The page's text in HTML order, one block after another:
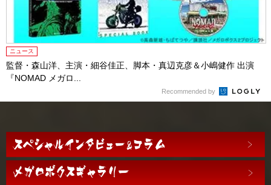
ニュース
監督・森山洋、主演・細谷佳正、脚本・真辺克彦＆小嶋健作 出演
『NOMAD メガロ...
Recommended by